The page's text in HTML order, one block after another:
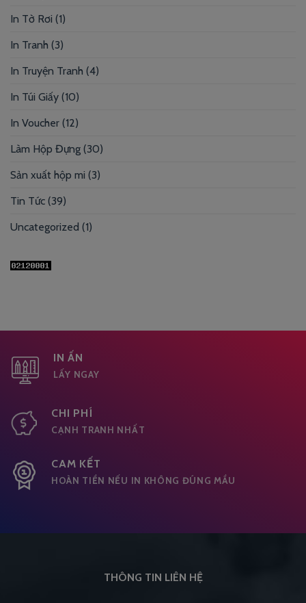
In Tờ Rơi (1)
In Tranh (3)
In Truyện Tranh (4)
In Túi Giấy (10)
In Voucher (12)
Làm Hộp Đựng (30)
Sản xuất hộp mi (3)
Tin Tức (39)
Uncategorized (1)
IN ẤN
LẤY NGAY
CHI PHÍ
CẠNH TRANH NHẤT
CAM KẾT
HOÀN TIỀN NẾU IN KHÔNG ĐÚNG MẦU
THÔNG TIN LIÊN HỆ